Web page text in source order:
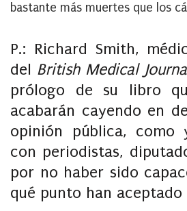
bastante más muertes que los
P.: Richard Smith,
del British Medical
prólogo de su libro
acabarán cayendo en
opinión pública, como
con periodistas,
por no haber sido
qué punto han